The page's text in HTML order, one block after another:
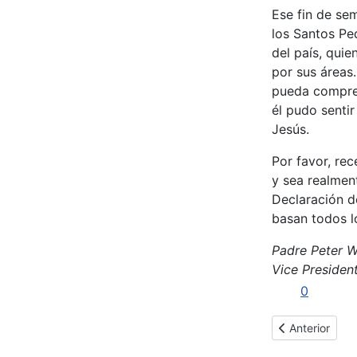
Ese fin de
los Santos
del país,
por sus
pueda
él pudo
Jesús.
Por favor,
y sea
Declaración
basan todos
Padre Peter
Vice
0
Artículo
Anterior